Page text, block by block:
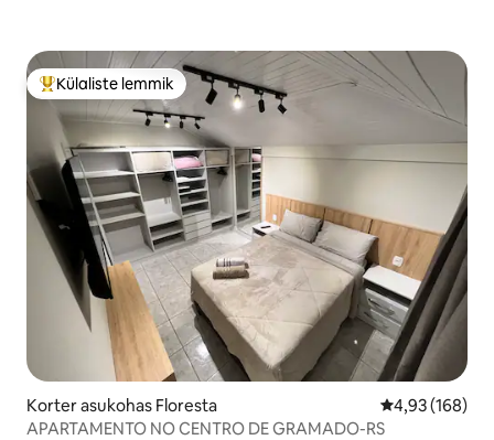
Külaliste suur lemmik
Külaliste lemmik
Korter asukohas Floresta Keskmine
4,93 (168)
APARTAMENTO NO CENTRO DE GRAMADO-RS